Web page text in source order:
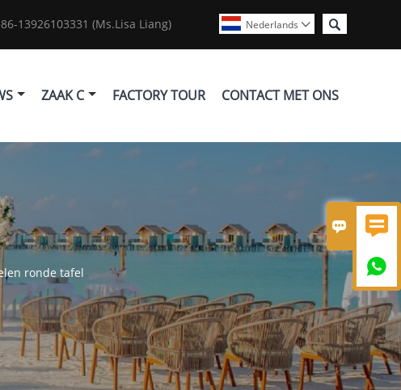
 

13926103331 (Ms.Lisa Liang) 
Nederlands 
ZAAK C FACTORY TOUR CONTACT MET ONS
ronde tafel